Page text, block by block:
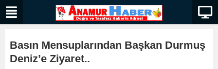
Basın Mensuplarından Başkan Durmuş
Deniz’e Ziyaret..